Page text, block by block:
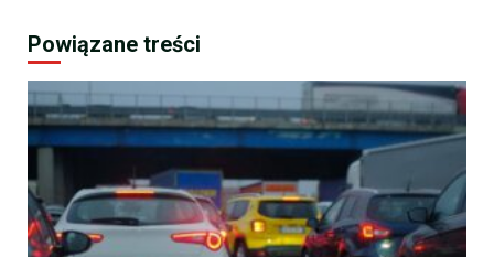
Powiązane treści